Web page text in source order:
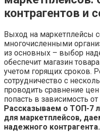
контрагентов и
Выход на маркетплейсы
многочисленными
из основных – выбор
обеспечит магазин
учетом горящих сроков.
сотрудничество с
проводить сравнение
попасть в зависимость
Рассказываем о ТОП-7
для маркетплейсов,
надежного контрагента.